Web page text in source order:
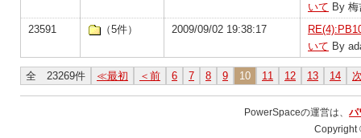
いて By 梅
23591
（5件） 2009/09/02 19:38:17
いて By
全 23269件 ≪最初 ＜前 6 7 8 9 10 11 12 13 14
PowerSpaceの運営は、 パ
Copyright